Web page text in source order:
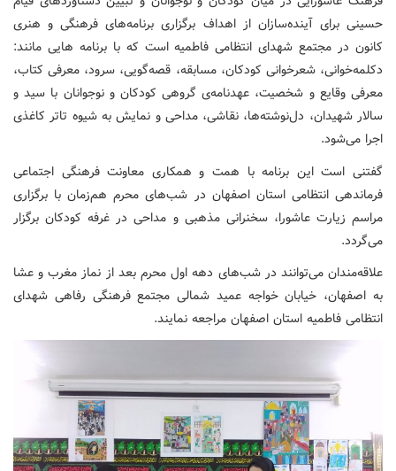
حسینی برای آینده‌سازان از اهداف برگزاری برنامه‌های فرهنگی و هنری
کانون در مجتمع شهدای انتظامی فاطمیه است که با برنامه هایی مانند:
دکلمه‌خوانی، شعرخوانی کودکان، مسابقه، قصه‌گویی، سرود، معرفی کتاب،
معرفی وقایع و شخصیت، عهدنامه‌ی گروهی کودکان و نوجوانان با سید و
سالار شهیدان، دل‌نوشته‌ها، نقاشی، مداحی و نمایش به شیوه تاتر کاغذی
اجرا می‌شود.
گفتنی است این برنامه با همت و همکاری معاونت فرهنگی اجتماعی
فرماندهی انتظامی استان اصفهان در شب‌های محرم هم‌زمان با برگزاری
مراسم زیارت عاشورا، سخنرانی مذهبی و مداحی در غرفه کودکان برگزار
می‌گردد.
علاقه‌مندان می‌توانند در شب‌های دهه اول محرم بعد از نماز مغرب و عشا
به اصفهان، خیابان خواجه عمید شمالی مجتمع فرهنگی رفاهی شهدای
انتظامی فاطمیه استان اصفهان مراجعه نمایند.